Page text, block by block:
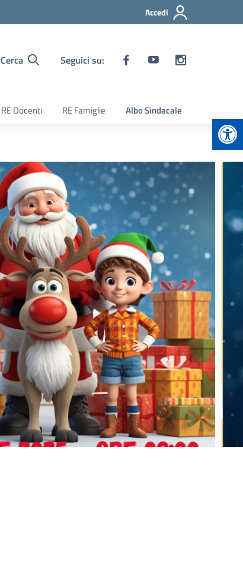
Accedi
Cerca Seguici su:
RE Docenti RE Famiglie Albo Sindacale